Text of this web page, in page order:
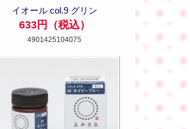
イオール col.9 グリン
633円（税込）
4901425104075